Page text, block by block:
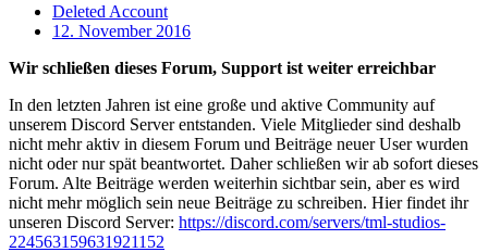
Deleted Account
12. November 2016
Wir schließen dieses Forum, Support ist weiter erreichbar
In den letzten Jahren ist eine große und aktive Community auf
unserem Discord Server entstanden. Viele Mitglieder sind deshalb
nicht mehr aktiv in diesem Forum und Beiträge neuer User wurden
nicht oder nur spät beantwortet. Daher schließen wir ab sofort dieses
Forum. Alte Beiträge werden weiterhin sichtbar sein, aber es wird
nicht mehr möglich sein neue Beiträge zu schreiben. Hier findet ihr
unseren Discord Server: https://discord.com/servers/tml-studios-
224563159631921152